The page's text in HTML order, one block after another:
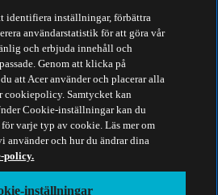
identifiera inställningar, förbättra
användarstatistik för att göra vår
och erbjuda innehåll och
Genom att klicka på
att Acer använder och placerar alla
cookiepolicy. Samtycket kan
Cookie-inställningar kan du
varje typ av cookie. Läs mer om
och hur du ändrar dina
policy.
inställningar